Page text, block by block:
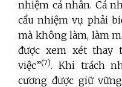
nhiệm cá nhân. Cá
cầu nhiệm vụ phải
mà không làm, làm
được xem xét thay
việc”(7). Khi trách
cương được giữ